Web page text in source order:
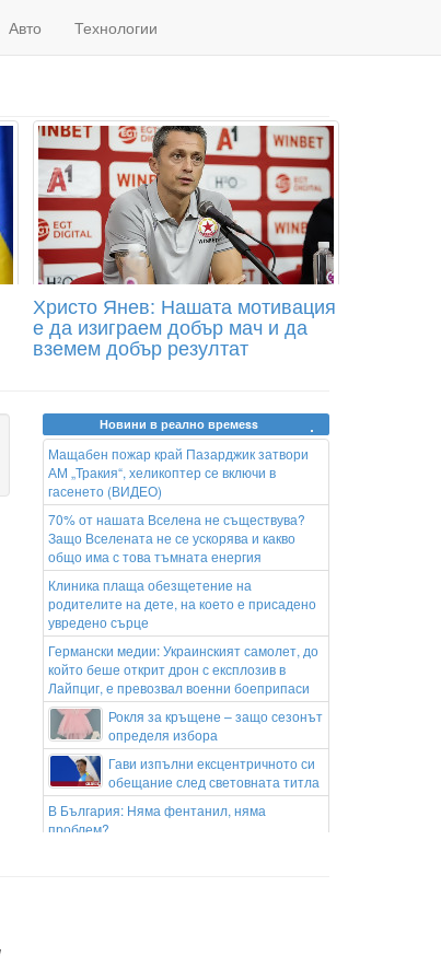
Авто Технологии
Христо Янев: Нашата мотивация
е да изиграем добър мач и да
вземем добър резултат
Новини в реално времеss
Мащабен пожар край Пазарджик затвори
АМ „Тракия“, хеликоптер се включи в
гасенето (ВИДЕО)
70% от нашата Вселена не съществува?
Защо Вселената не се ускорява и какво
общо има с това тъмната енергия
Клиника плаща обезщетение на
родителите на дете, на което е присадено
увредено сърце
Германски медии: Украинският самолет, до
който беше открит дрон с експлозив в
Лайпциг, е превозвал военни боеприпаси
Рокля за кръщене – защо сезонът
определя избора
Гави изпълни ексцентричното си
обещание след световната титла
В България: Няма фентанил, няма
проблем?